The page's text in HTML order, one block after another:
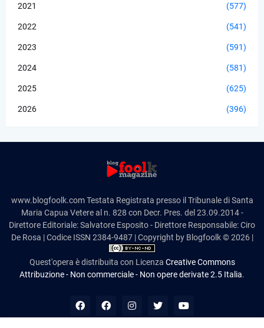
2021 (577)
2022 (541)
2023 (591)
2024 (581)
2025 (625)
2026 (396)
www.blogfoolk.com Testata Registrata presso il Tribunale di Santa
Maria Capua Vetere al n. 828 con Decr. Pres. del 23.09.2014 -
Direttore Editoriale: Salvatore Esposito - Direttore Responsabile: Ciro
De Rosa | Codice ISSN 2384-9487 | Copyright by Blogfoolk © 2026 |
Quest'opera è distribuita con Licenza Creative Commons
Attribuzione - Non commerciale - Non opere derivate 2.5 Italia.